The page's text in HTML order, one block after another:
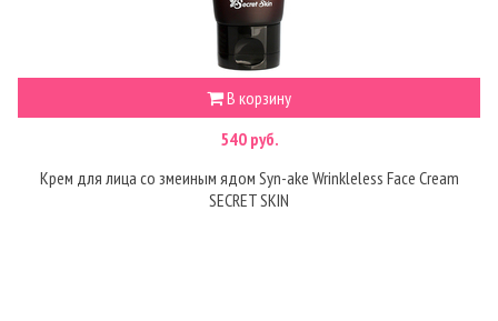
В корзину
540 руб.
Крем для лица со змеиным ядом Syn-ake Wrinkleless Face Cream
SECRET SKIN